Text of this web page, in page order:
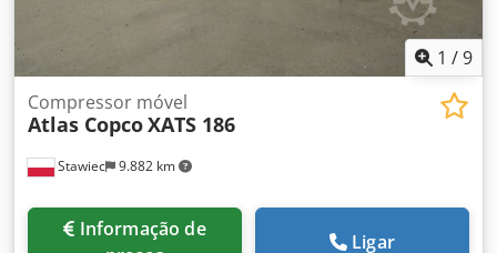
1 /9
Stawiec 9.882 km
Compressor móvel
Atlas CopcoXATS 186
Ligar